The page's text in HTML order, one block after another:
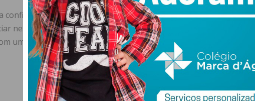
configuração versátil, pensada para responder tanto às
nestas modalidades como aos desafios exigidos pelos atletas
uma oferta variada de obstáculos técnicos, incluindo: